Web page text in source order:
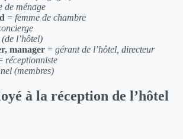
de ménage
= femme de chambre
l’hôtel)
manager = gérant de l’hôtel, directeur
réceptionniste
(membres)
à la réception de l’hôtel